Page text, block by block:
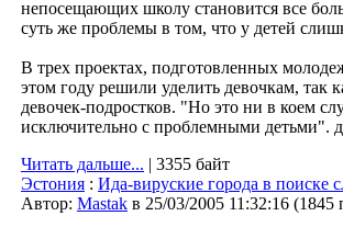
непосещающих школу становится все
суть же проблемы в том, что у детей
В трех проектах, подготовленных
этом году решили уделить девочкам, так
девочек-подростков. "Но это ни в коем
исключительно с проблемными детьми".
Читать дальше... | 3355 байт
Эстония : Ида-вируские города в поиске
Автор: Мastak в 25/03/2005 11:32:16 (1845